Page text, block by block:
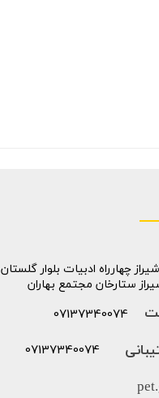
چهارراه ادبیات بلوار گلستان
ستارخان مجتمع بهاران
07137340074
07137340074